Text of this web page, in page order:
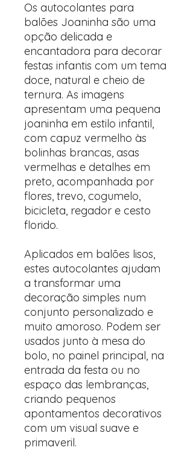
Os autocolantes para
balões Joaninha são uma
opção delicada e
encantadora para decorar
festas infantis com um tema
doce, natural e cheio de
ternura. As imagens
apresentam uma pequena
joaninha em estilo infantil,
com capuz vermelho às
bolinhas brancas, asas
vermelhas e detalhes em
preto, acompanhada por
flores, trevo, cogumelo,
bicicleta, regador e cesto
florido.
Aplicados em balões lisos,
estes autocolantes ajudam
a transformar uma
decoração simples num
conjunto personalizado e
muito amoroso. Podem ser
usados junto à mesa do
bolo, no painel principal, na
entrada da festa ou no
espaço das lembranças,
criando pequenos
apontamentos decorativos
com um visual suave e
primaveril.